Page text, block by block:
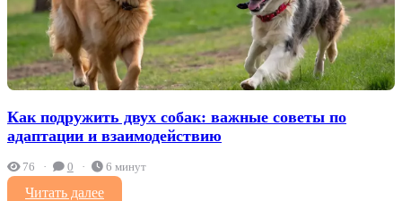
Как подружить двух собак: важные советы по
адаптации и взаимодействию
76 0 6 минут
Читать далее